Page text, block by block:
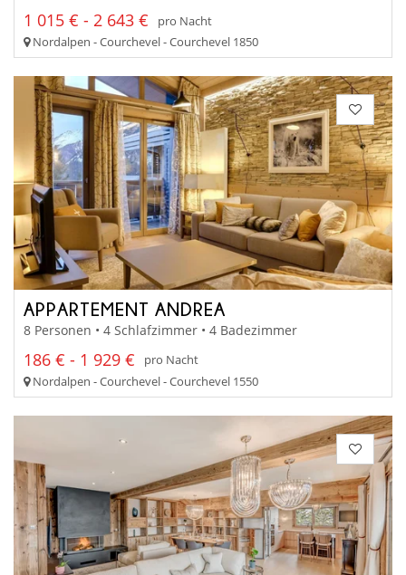
1 015 € - 2 643 €
pro Nacht
Nordalpen - Courchevel - Courchevel 1850
APPARTEMENT ANDREA
8 Personen • 4 Schlafzimmer • 4 Badezimmer
186 € - 1 929 €
pro Nacht
Nordalpen - Courchevel - Courchevel 1550